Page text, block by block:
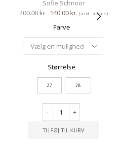
Sofie Schnoor
200.00kr. 140.00kr. (inkl. moms)
Farve
Størrelse
27 28
- +
TILFØJ TIL KURV